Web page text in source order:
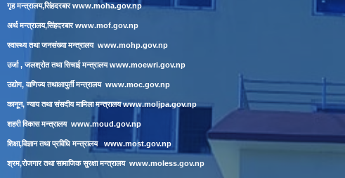
गृह मन्त्रालय,सिंहदरबारwww.moha.gov.np
अर्थ मन्त्रालय,सिंहदरबारwww.mof.gov.np
स्वास्थ्य तथा जनसंख्या मन्त्रालय www.mohp.gov.np
उर्जा , जलश्रोत तथा सिचाई मन्त्रालयwww.moewri.gov.np
उद्योग, वाणिज्य तथाआपुर्ती मन्त्रालय www.moc.gov.np
कानून, न्याय तथा संसदीय मामिला मन्त्रालयwww.moljpa.gov.np
शहरी विकास मन्त्रालय www.moud.gov.np
शिक्षा,विज्ञान तथा प्रविधि मन्त्रालय www.most.gov.np
श्रम,रोजगार तथा सामाजिक सुरक्षा मन्त्रालय www.moless.gov.np